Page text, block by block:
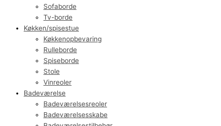
Sofaborde
Tv-borde
Køkken/spisestue
Køkkenopbevaring
Rulleborde
Spiseborde
Stole
Vinreoler
Badeværelse
Badeværelsesreoler
Badeværelsesskabe